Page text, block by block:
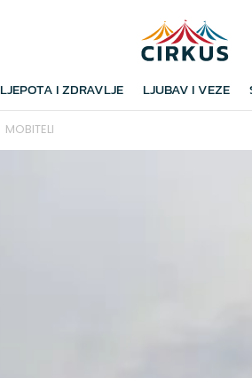
LJEPOTA I ZDRAVLJE LJUBAV I VEZE